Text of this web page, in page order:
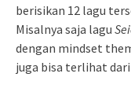
berisikan 12 lagu
Misalnya saja lagu
dengan mindset
juga bisa terlihat